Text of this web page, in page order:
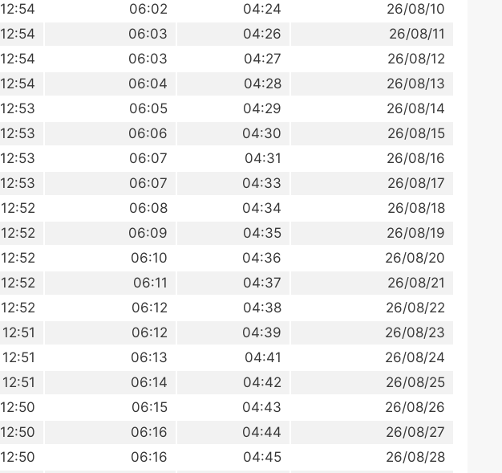
26/08/10
04:24
06:02
12:54
26/08/11
04:26
06:03
12:54
26/08/12
04:27
06:03
12:54
26/08/13
04:28
06:04
12:54
26/08/14
04:29
06:05
12:53
26/08/15
04:30
06:06
12:53
26/08/16
04:31
06:07
12:53
26/08/17
04:33
06:07
12:53
26/08/18
04:34
06:08
12:52
26/08/19
04:35
06:09
12:52
26/08/20
04:36
06:10
12:52
26/08/21
04:37
06:11
12:52
26/08/22
04:38
06:12
12:52
26/08/23
04:39
06:12
12:51
26/08/24
04:41
06:13
12:51
26/08/25
04:42
06:14
12:51
26/08/26
04:43
06:15
12:50
26/08/27
04:44
06:16
12:50
26/08/28
04:45
06:16
12:50